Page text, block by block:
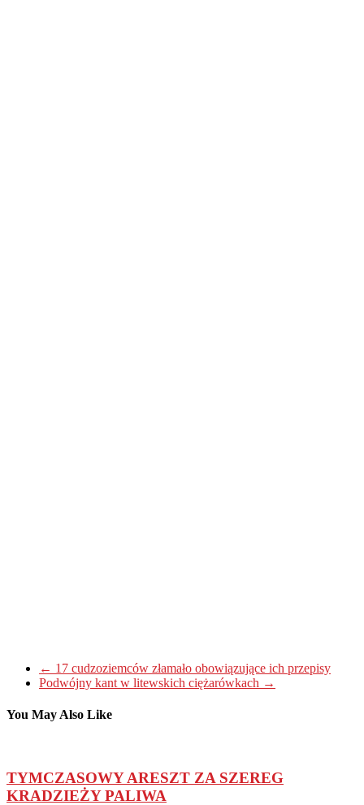
← 17 cudzoziemców złamało obowiązujące ich przepisy
Podwójny kant w litewskich ciężarówkach →
You May Also Like
TYMCZASOWY ARESZT ZA SZEREG
KRADZIEŻY PALIWA